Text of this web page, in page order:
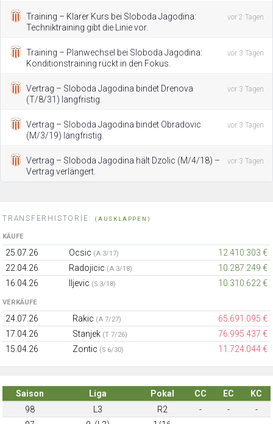
Training – Klarer Kurs bei Sloboda Jagodinа:
Techniktraining gibt die Linie vor.
vor 2 Tagen
Training – Planwechsel bei Sloboda Jagodinа:
Konditionstraining rückt in den Fokus.
vor 3 Tagen
Vertrag – Sloboda Jagodinа bindet Drenova
(T/8/31) langfristig.
vor 3 Tagen
Vertrag – Sloboda Jagodinа bindet Obradovic
(M/3/19) langfristig.
vor 3 Tagen
Vertrag – Sloboda Jagodinа hält Dzolic (M/4/18) –
Vertrag verlängert.
vor 3 Tagen
TRANSFERHISTORIE: (AUSKLAPPEN)
KÄUFE
25.07.26 Ocsic (A 3/17)
12.410.303 €
22.04.26
Radojicic (A 3/18)
10.287.249 €
16.04.26
Iljevic (S 3/18) 10.310.622 €
VERKÄUFE
24.07.26 Rakic (A 7/27)
65.691.095 €
17.04.26
Stanjek (T 7/26)
76.995.437 €
15.04.26
Zontic (S 6/30) 11.724.044 €
Saison Liga Pokal CC EC
KC
98
L3 R2 - -
-